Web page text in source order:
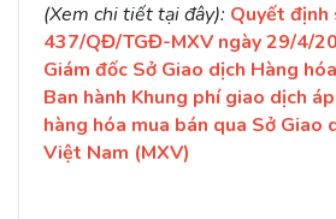
(Xem chi tiết tại đây): Quyết định
437/QĐ/TGĐ-MXV ngày 29/4/
Giám đốc Sở Giao dịch Hàng
Ban hành Khung phí giao dịch
hàng hóa mua bán qua Sở Giao
Việt Nam (MXV)